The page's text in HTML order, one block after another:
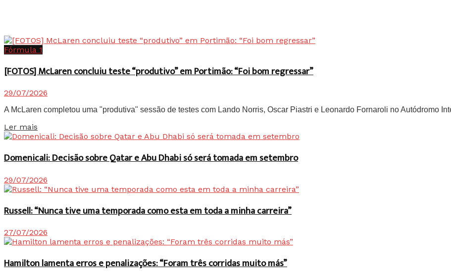
Fórmula 1
[FOTOS] McLaren concluiu teste “produtivo” em Portimão: “Foi bom regressar”
29/07/2026
A McLaren completou uma "produtiva" sessão de testes com Lando Norris, Oscar Piastri e Leonardo Fornaroli no Autódromo
Ler mais
Domenicali: Decisão sobre Qatar e Abu Dhabi só será tomada em setembro
29/07/2026
Russell: “Nunca tive uma temporada como esta em toda a minha carreira”
27/07/2026
Hamilton lamenta erros e penalizações: “Foram três corridas muito más”